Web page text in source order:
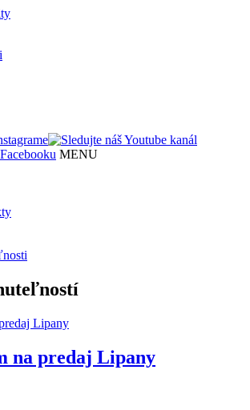
MENU
na predaj Lipany